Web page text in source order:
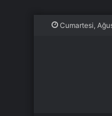
Cumartesi,